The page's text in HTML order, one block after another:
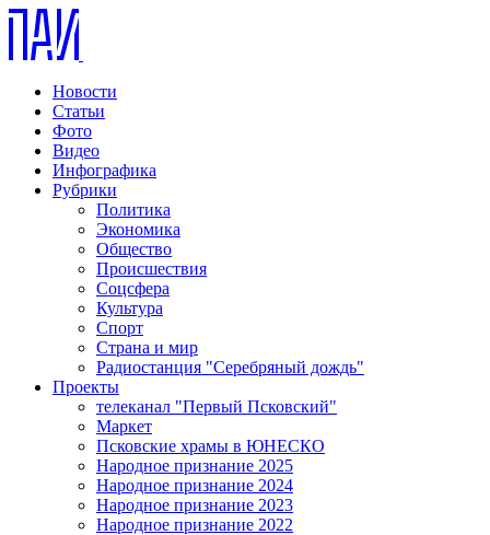
Новости
Статьи
Фото
Видео
Инфографика
Рубрики
Политика
Экономика
Общество
Происшествия
Соцсфера
Культура
Спорт
Страна и мир
Радиостанция "Серебряный дождь"
Проекты
телеканал "Первый Псковский"
Маркет
Псковские храмы в ЮНЕСКО
Народное признание 2025
Народное признание 2024
Народное признание 2023
Народное признание 2022